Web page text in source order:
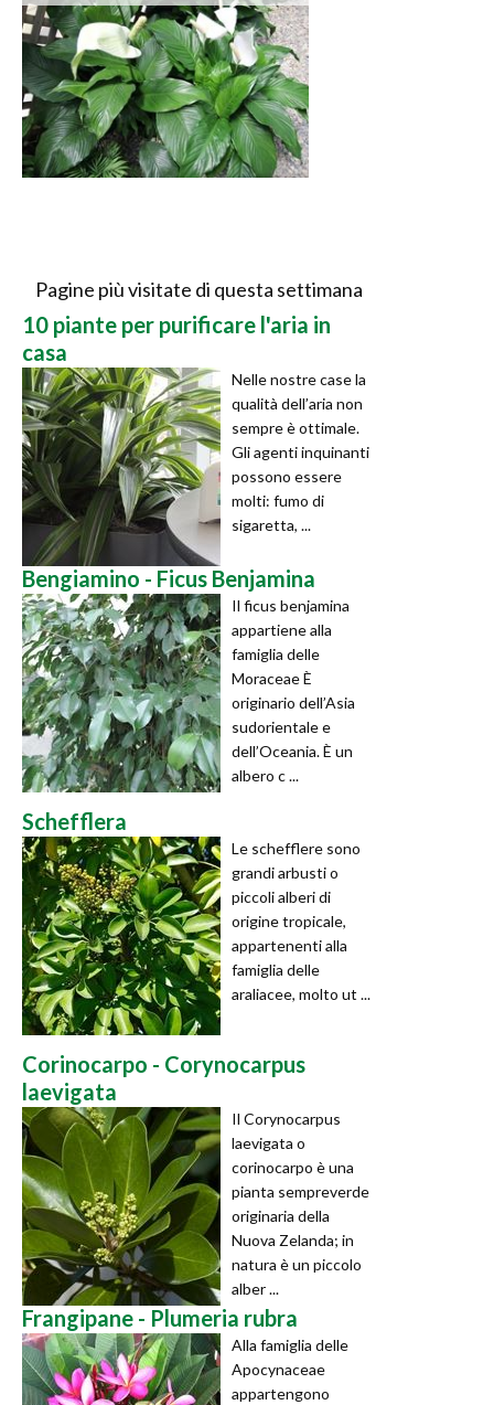
Pagine più visitate di questa settimana
10 piante per purificare l'aria in
casa
Nelle nostre case la
qualità dell’aria non
sempre è ottimale.
Gli agenti inquinanti
possono essere
molti: fumo di
sigaretta, ...
Bengiamino - Ficus Benjamina
Il ficus benjamina
appartiene alla
famiglia delle
Moraceae È
originario dell’Asia
sudorientale e
dell’Oceania. È un
albero c ...
Schefflera
Le schefflere sono
grandi arbusti o
piccoli alberi di
origine tropicale,
appartenenti alla
famiglia delle
araliacee, molto ut ...
Corinocarpo - Corynocarpus
laevigata
Il Corynocarpus
laevigata o
corinocarpo è una
pianta sempreverde
originaria della
Nuova Zelanda; in
natura è un piccolo
alber ...
Frangipane - Plumeria rubra
Alla famiglia delle
Apocynaceae
appartengono